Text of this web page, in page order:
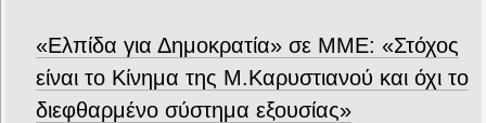
«Ελπίδα για Δημοκρατία» σε ΜΜΕ: «Στόχος
είναι το Κίνημα της Μ.Καρυστιανού και όχι το
διεφθαρμένο σύστημα εξουσίας»